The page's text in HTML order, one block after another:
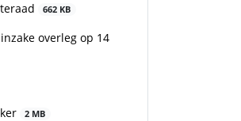
662 KB
overleg op 14
2 MB